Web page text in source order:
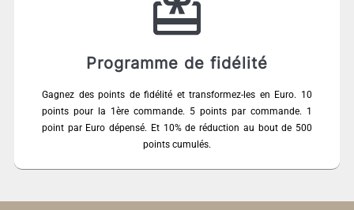
Programme de fidélité
Gagnez des points de fidélité et transformez-les en Euro. 10
points pour la 1ère commande. 5 points par commande. 1
point par Euro dépensé. Et 10% de réduction au bout de 500
points cumulés.